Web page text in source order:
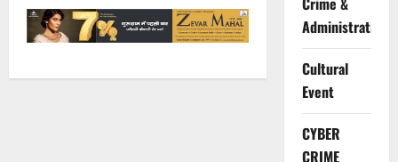
Administration
Cultural
Event
CYBER
CRIME